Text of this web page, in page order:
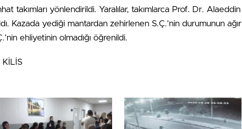
takımları yönlendirildi. Yaralılar, takımlarca Prof. Dr. Alaeddin
Kazada yediği mantardan zehirlenen S.Ç.’nin durumunun ağır
ehliyetinin olmadığı öğrenildi.
KİLİS